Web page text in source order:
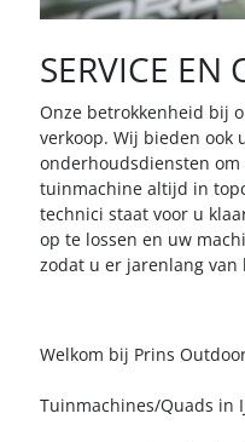
SERVICE EN
Onze betrokkenheid bij
verkoop. Wij bieden ook
onderhoudsdiensten
tuinmachine altijd in
technici staat voor u
op te lossen en uw
zodat u er jarenlang van
Welkom bij Prins
Tuinmachines/Quads in